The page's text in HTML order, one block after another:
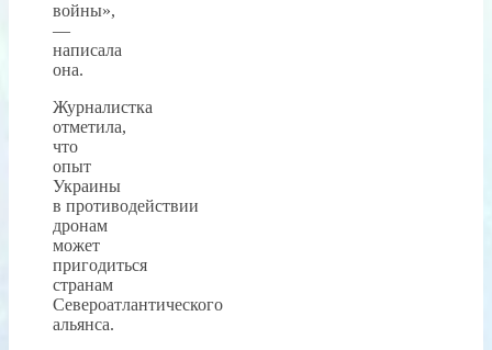
войны»,
—
написала
она.
Журналистка
отметила,
что
опыт
Украины
в противодействии
дронам
может
пригодиться
странам
Североатлантического
альянса.